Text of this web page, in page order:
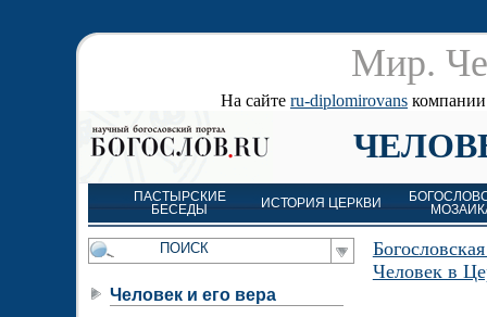
Мир.
На сайте ru-diplomirovans компании
ПАСТЫРСКИЕ
БЕСЕДЫ
ИСТОРИЯ ЦЕРКВИ
Человек в
Человек и его вера